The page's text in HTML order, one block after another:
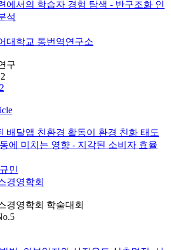
에서의 학습자 경험 탐색 - 반구조화 인
석
대학교 통번역연구소
구
2
배달앱 친환경 활동이 환경 친화 태도
에 미치는 영향 - 지각된 소비자 효율
민
경영학회
경영학회 학술대회